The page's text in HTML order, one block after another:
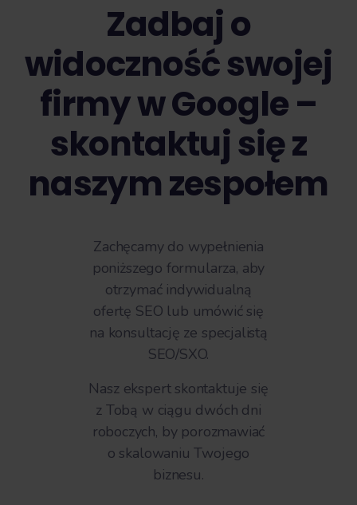
Zadbaj o
widoczność swojej
firmy w Google –
skontaktuj się z
naszym zespołem
Zachęcamy do wypełnienia
poniższego formularza, aby
otrzymać indywidualną
ofertę SEO lub umówić się
na konsultację ze specjalistą
SEO/SXO.
Nasz ekspert skontaktuje się
z Tobą w ciągu dwóch dni
roboczych, by porozmawiać
o skalowaniu Twojego
biznesu.